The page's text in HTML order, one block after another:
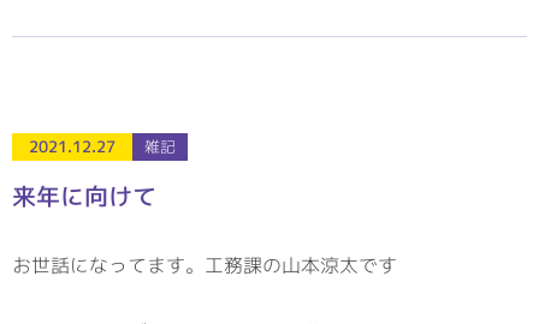
2021.12.27 雑記
来年に向けて
お世話になってます。工務課の山本涼太です